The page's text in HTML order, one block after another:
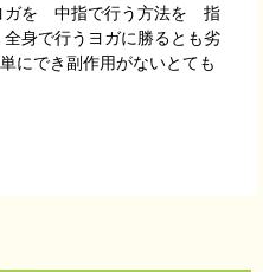
で行う方法を 指
身で行うヨガに勝るとも劣
にでき副作用がないとても